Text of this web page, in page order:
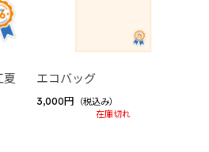
2025 ～かんぱい しるこの部
2024 ～おまたせ しるこの部
2023 ～あつまれ しるこの部
夏
エコバッグ
3,000円 （税込み）
在庫切れ